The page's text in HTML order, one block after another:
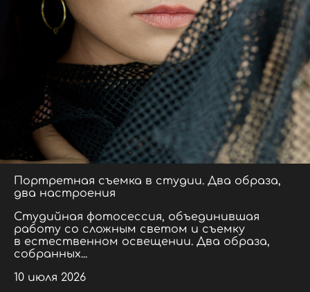
Портретная съемка в студии. Два образа,
два настроения
Студийная фотосессия, объединившая
работу со сложным светом и съемку
в естественном освещении. Два образа,
собранных...
10 июля 2026